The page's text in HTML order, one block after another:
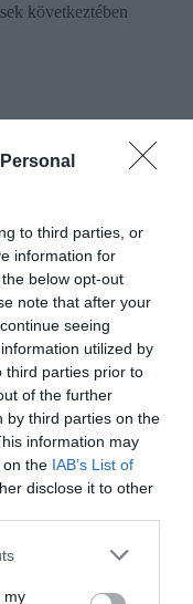
to third parties, or
information for
below opt-out
note that after your
seeing
utilized by
third parties prior to
of the further
by third parties on the
information may
on the IAB’s List of
disclose it to other
or more Google
You may click to
my
következtében